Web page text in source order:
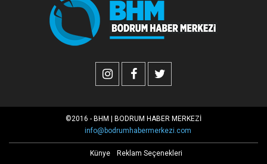
©2016 - BHM | BODRUM HABER MERKEZİ
info@bodrumhabermerkezi.com
Künye Reklam Seçenekleri